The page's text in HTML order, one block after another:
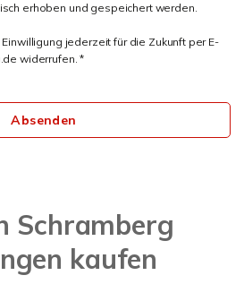
erhoben und gespeichert werden.
jederzeit für die Zukunft per E-
widerrufen. *
Absenden
Schramberg
kaufen